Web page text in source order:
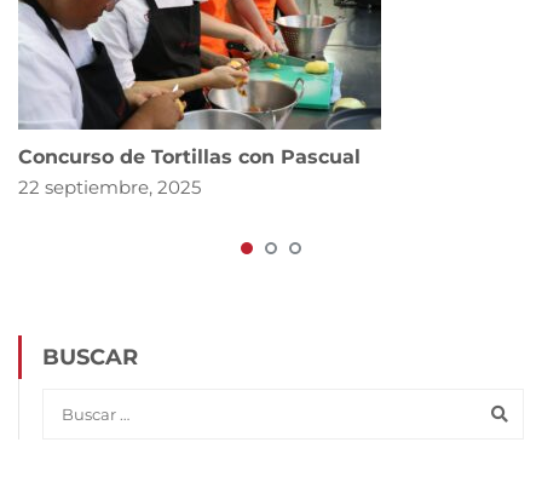
Concurso de Tortillas con Pascual
22 septiembre, 2025
BUSCAR